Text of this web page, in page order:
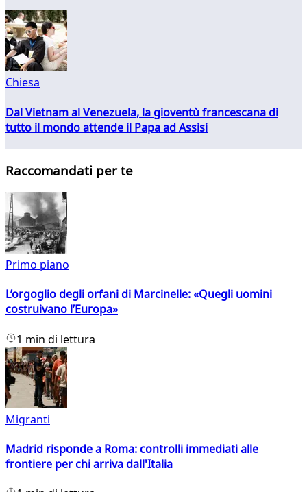
Chiesa
Dal Vietnam al Venezuela, la gioventù francescana di
tutto il mondo attende il Papa ad Assisi
Raccomandati per te
Primo piano
L’orgoglio degli orfani di Marcinelle: «Quegli uomini
costruivano l’Europa»
1 min di lettura
Migranti
Madrid risponde a Roma: controlli immediati alle
frontiere per chi arriva dall'Italia